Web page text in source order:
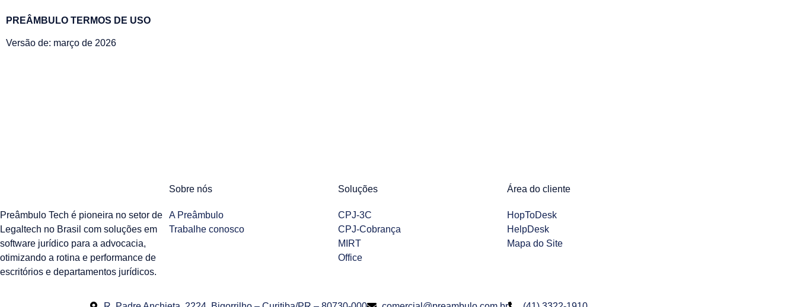
PREÂMBULO TERMOS DE USO
Versão de: março de 2026
Preâmbulo Tech é pioneira no setor de
Legaltech no Brasil com soluções em
software jurídico para a advocacia,
otimizando a rotina e performance de
escritórios e departamentos jurídicos.
Sobre nós
A Preâmbulo
Trabalhe conosco
Soluções
CPJ-3C
CPJ-Cobrança
MIRT
Office
Área do cliente
HopToDesk
HelpDesk
Mapa do Site